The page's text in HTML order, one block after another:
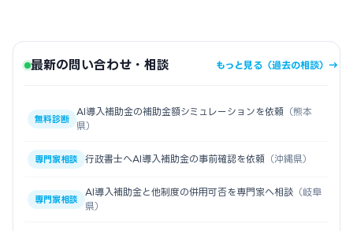
最新の問い合わせ・相談 もっと見る（過去の相談）→
無料診断
AI導入補助金の補助金額シミュレーションを依頼 （熊本
県）
専門家相談 行政書士へAI導入補助金の事前確認を依頼 （沖縄県）
専門家相談
AI導入補助金と他制度の併用可否を専門家へ相談 （岐阜
県）